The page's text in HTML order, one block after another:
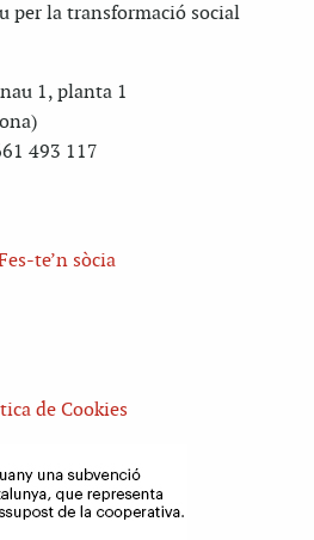
per la transformació social
1, planta 1
493 117
te’n sòcia
de Cookies